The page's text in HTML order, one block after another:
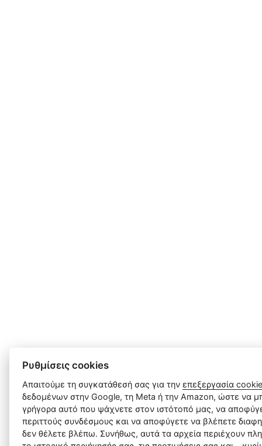
Ρυθμίσεις cookies
Απαιτούμε τη συγκατάθεσή σας για τηνεπεξεργασία
δεδομένων στην Google, τη Meta ή την Amazon, ώστε να
γρήγορα αυτό που ψάχνετε στον ιστότοπό μας, να
περιττούς συνδέσμους και να αποφύγετε να βλέπετε
δεν θέλετε βλέπω. Συνήθως, αυτά τα αρχεία περιέχουν